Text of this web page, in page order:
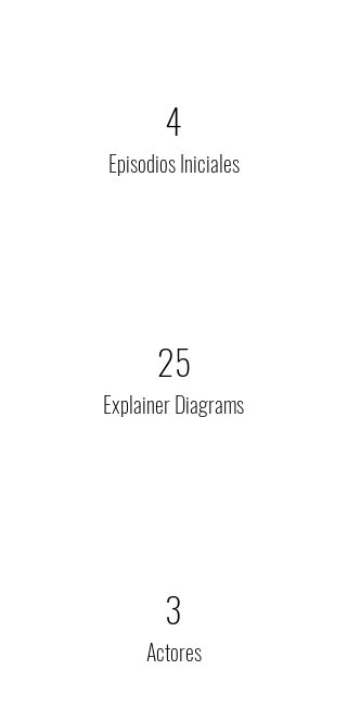
4
Episodios Iniciales
25
Explainer Diagrams
3
Actores